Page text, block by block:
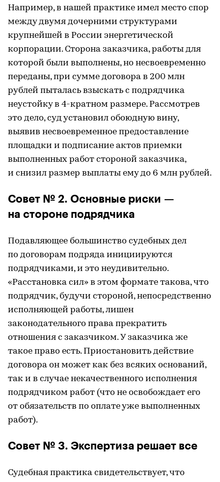
Например, в нашей практике имел место спор
между двумя дочерними структурами
крупнейшей в России энергетической
корпорации. Сторона заказчика, работы для
которой были выполнены, но несвоевременно
переданы, при сумме договора в 200 млн
рублей пыталась взыскать с подрядчика
неустойку в 4-кратном размере. Рассмотрев
это дело, суд установил обоюдную вину,
выявив несвоевременное предоставление
площадки и подписание актов приемки
выполненных работ стороной заказчика,
и снизил размер выплаты ему до 6 млн рублей.
Совет № 2. Основные риски —
на стороне подрядчика
Подавляющее большинство судебных дел
по договорам подряда инициируются
подрядчиками, и это неудивительно.
«Расстановка сил» в этом формате такова, что
подрядчик, будучи стороной, непосредственно
исполняющей работы, лишен
законодательного права прекратить
отношения с заказчиком. У заказчика же
такое право есть. Приостановить действие
договора он может как без всяких оснований,
так и в случае некачественного исполнения
подрядчиком работ (что не освобождает его
от обязательств по оплате уже выполненных
работ).
Совет № 3. Экспертиза решает все
Судебная практика свидетельствует, что